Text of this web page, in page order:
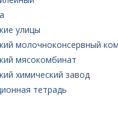
улицы
молочноконсервный
мясокомбинат
химический завод
тетрадь